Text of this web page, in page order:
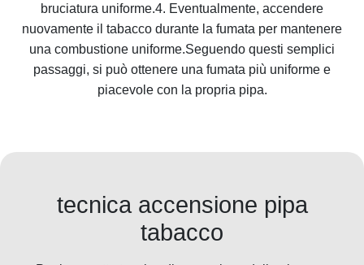
bruciatura uniforme.4. Eventualmente, accendere
nuovamente il tabacco durante la fumata per mantenere
una combustione uniforme.Seguendo questi semplici
passaggi, si può ottenere una fumata più uniforme e
piacevole con la propria pipa.
tecnica accensione pipa
tabacco